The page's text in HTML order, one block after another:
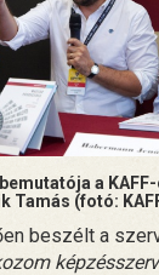
a
Tamás (fotó:
beszélt a